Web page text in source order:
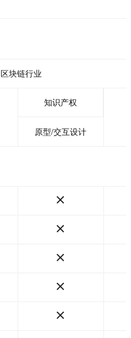
区块链行业
知识产权
原型/交互设计